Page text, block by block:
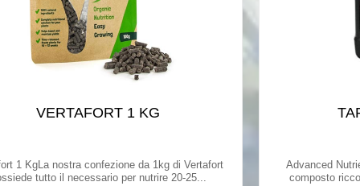
VERTAFORT 1 KG
1 KgLa nostra confezione da 1kg di Vertafort
tutto il necessario per nutrire 20-25...
Advanced
composto